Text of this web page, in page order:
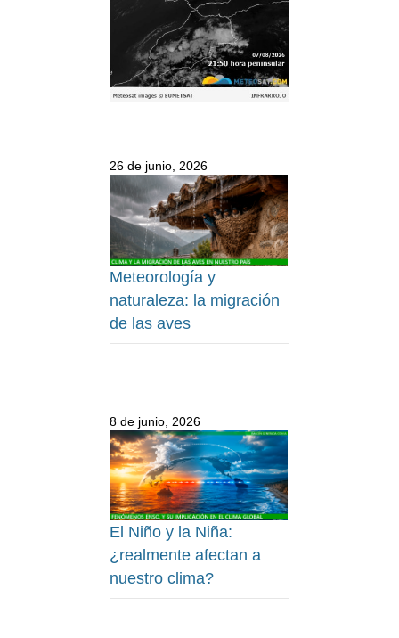
26 de junio, 2026
Meteorología y
naturaleza: la migración
de las aves
8 de junio, 2026
El Niño y la Niña:
¿realmente afectan a
nuestro clima?